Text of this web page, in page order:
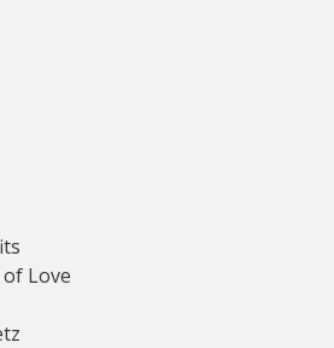
Love